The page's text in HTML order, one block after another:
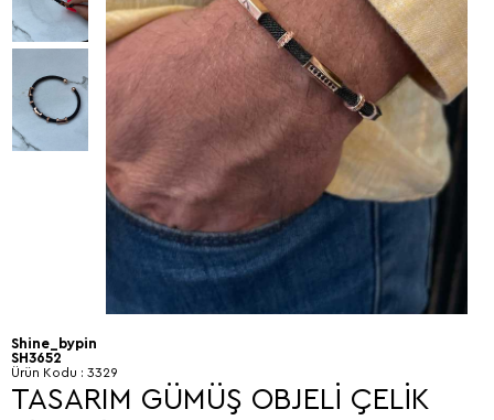
Shine_bypin
SH3652
Ürün Kodu : 3329
TASARIM GÜMÜŞ OBJELİ ÇELİK